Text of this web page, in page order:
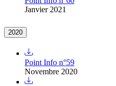
Janvier 2021
2020
Point Info n°59
Novembre 2020